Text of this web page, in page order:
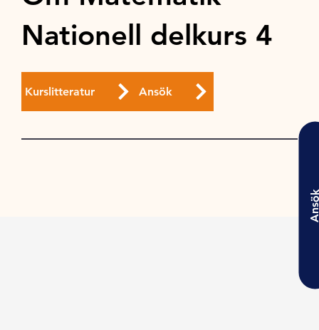
Nationell delkurs 4
Kurslitteratur Ansök